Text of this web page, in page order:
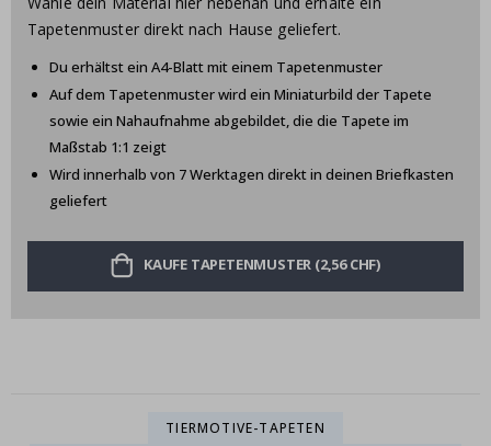
Tapetenmuster direkt nach Hause geliefert.
Du erhältst ein A4-Blatt mit einem Tapetenmuster
Auf dem Tapetenmuster wird ein Miniaturbild der Tapete
sowie ein Nahaufnahme abgebildet, die die Tapete im
Maßstab 1:1 zeigt
Wird innerhalb von 7 Werktagen direkt in deinen Briefkasten
geliefert
KAUFE TAPETENMUSTER (2,56 CHF)
TIERMOTIVE-TAPETEN